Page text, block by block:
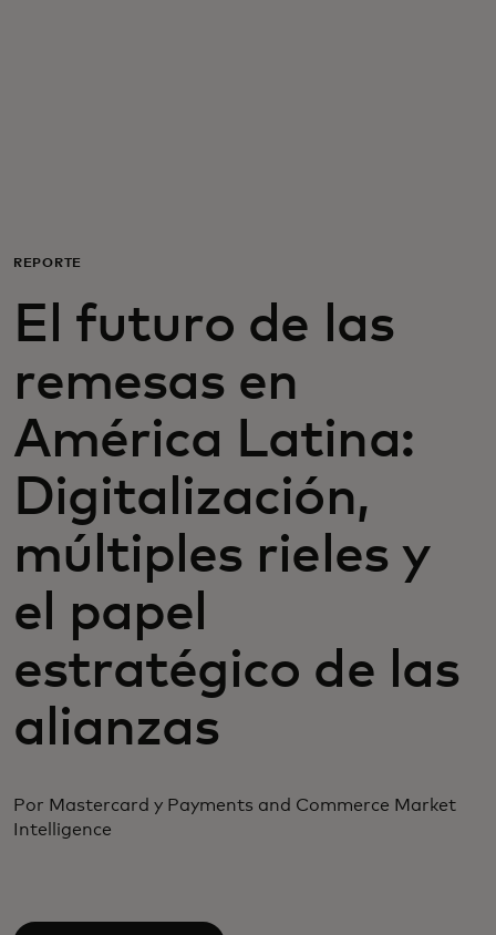
Para innovadores
Noticias y tendencias
REPORTE
El futuro de las
remesas en
América Latina:
Digitalización,
múltiples rieles y
el papel
estratégico de las
alianzas
Por Mastercard y Payments and Commerce Market
Intelligence